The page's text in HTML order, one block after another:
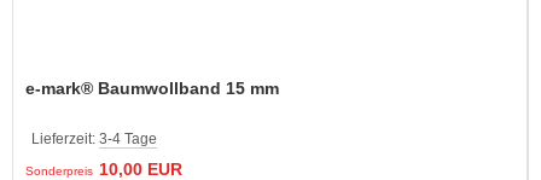
e-mark® Baumwollband 15 mm
Lieferzeit: 3-4 Tage
Sonderpreis 10,00 EUR